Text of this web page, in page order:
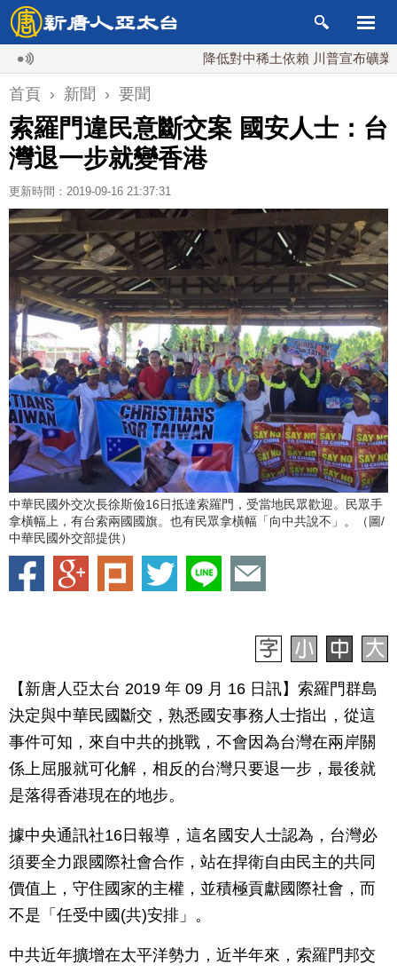
降低對中稀土依賴 川普宣布礦業投資20
首頁 › 新聞 › 要聞
索羅門違民意斷交案 國安人士：台
灣退一步就變香港
更新時間：2019-09-16 21:37:31
中華民國外交次長徐斯儉16日抵達索羅門，受當地民眾歡迎。民眾手
拿橫幅上，有台索兩國國旗。也有民眾拿橫幅「向中共說不」。（圖/
中華民國外交部提供）
【新唐人亞太台 2019 年 09 月 16 日訊】索羅門群島
決定與中華民國斷交，熟悉國安事務人士指出，從這
事件可知，來自中共的挑戰，不會因為台灣在兩岸關
係上屈服就可化解，相反的台灣只要退一步，最後就
是落得香港現在的地步。
據中央通訊社16日報導，這名國安人士認為，台灣必
須要全力跟國際社會合作，站在捍衛自由民主的共同
價值上，守住國家的主權，並積極貢獻國際社會，而
不是「任受中國(共)安排」。
中共近年擴增在太平洋勢力，近半年來，索羅門邦交